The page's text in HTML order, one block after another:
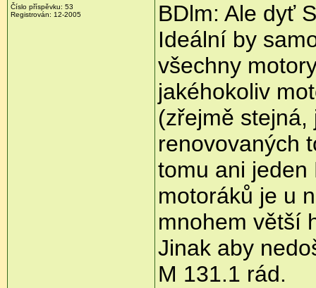
Číslo příspěvku: 53
Registrován: 12-2005
BDlm: Ale dyť
Ideální by
všechny
jakéhokoliv
(zřejmě
renovovaných
tomu ani jeden
motoráků je u
mnohem větší
Jinak aby
M 131.1 rád.